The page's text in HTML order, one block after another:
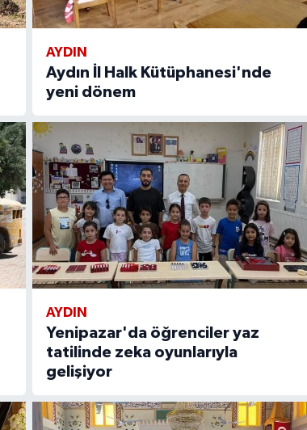
AYDIN
Aydın İl Halk Kütüphanesi'nde
yeni dönem
AYDIN
Yenipazar'da öğrenciler yaz
tatilinde zeka oyunlarıyla
gelişiyor